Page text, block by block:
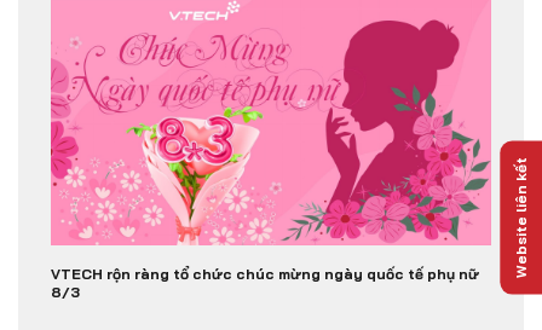
VTECH rộn ràng tổ chức chúc mừng ngày quốc tế phụ nữ
8/3
Website liên kết